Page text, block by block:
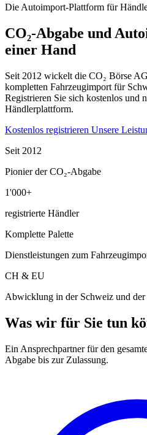
Die Autoimport-Plattform für
CO₂-Abgabe und
einer Hand
Seit 2012 wickelt die CO₂ Börse
kompletten Fahrzeugimport für
Registrieren Sie sich kostenlos und
Händlerplattform.
Kostenlos registrieren Unsere
Seit 2012
Pionier der CO₂-Abgabe
1'000+
registrierte Händler
Komplette Palette
Dienstleistungen zum
CH & EU
Abwicklung in der Schweiz und
Was wir für Sie tun
Ein Ansprechpartner für den
Abgabe bis zur Zulassung.